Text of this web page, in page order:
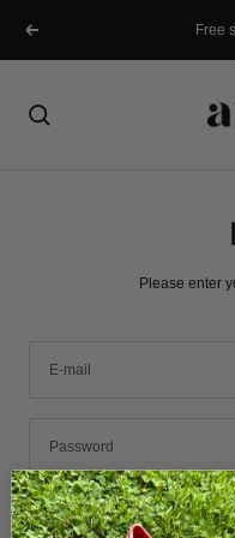
content
Previous Free
Please enter
E-mail
Password